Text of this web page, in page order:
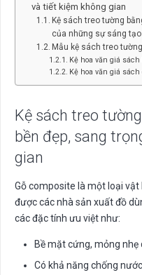
và tiết kiệm không gian
Kệ sách treo tường
của những sự sáng
Mẫu kệ sách treo
Kệ hoa văn giá
Kệ hoa văn giá sách
Kệ sách treo
bền đẹp, sang
gian
Gỗ composite là một loại
được các nhà sản xuất đồ
các đặc tính ưu việt như:
Bề mặt cứng, mỏng nhẹ
Có khả năng chống